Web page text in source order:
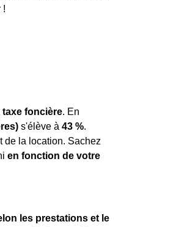
!
taxe foncière. En
s'élève à 43 %.
de la location. Sachez
en fonction de votre
les prestations et le